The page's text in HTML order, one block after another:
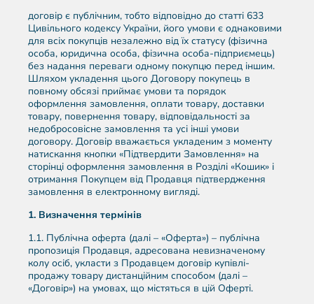
договір є публічним, тобто відповідно до статті 633
Цивільного кодексу України, його умови є однаковими
для всіх покупців незалежно від їх статусу (фізична
особа, юридична особа, фізична особа-підприємець)
без надання переваги одному покупцю перед іншим.
Шляхом укладення цього Договору покупець в
повному обсязі приймає умови та порядок
оформлення замовлення, оплати товару, доставки
товару, повернення товару, відповідальності за
недобросовісне замовлення та усі інші умови
договору. Договір вважається укладеним з моменту
натискання кнопки «Підтвердити Замовлення» на
сторінці оформлення замовлення в Розділі «Кошик» і
отримання Покупцем від Продавця підтвердження
замовлення в електронному вигляді.
1. Визначення термінів
1.1. Публічна оферта (далі – «Оферта») – публічна
пропозиція Продавця, адресована невизначеному
колу осіб, укласти з Продавцем договір купівлі-
продажу товару дистанційним способом (далі –
«Договір») на умовах, що містяться в цій Оферті.